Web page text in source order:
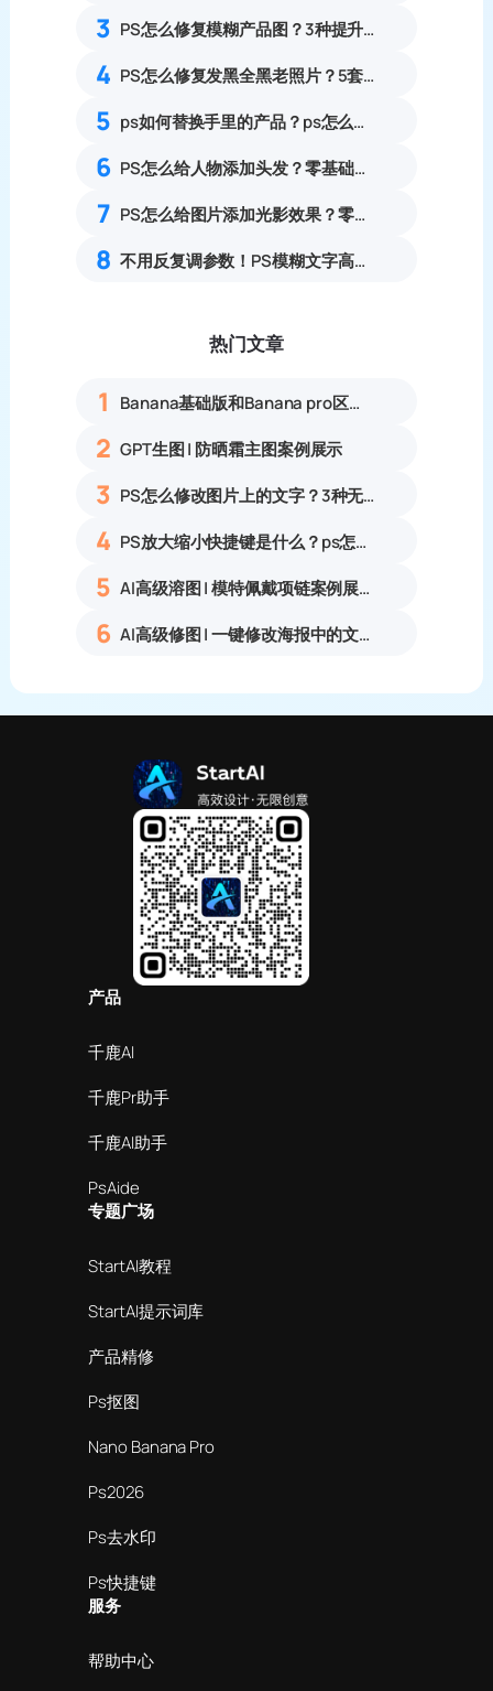
3 PS怎么修复模糊产品图？3种提升清晰度技巧
4 PS怎么修复发黑全黑老照片？5套暗部找回细节旧照修复实操教程
5 ps如何替换手里的产品？ps怎么把东西p到另一张图片上更自然？
6 PS怎么给人物添加头发？零基础合成自然补发实操教程
7 PS怎么给图片添加光影效果？零基础制作自然通透光影特效教程
8 不用反复调参数！PS模糊文字高清修复方法
热门文章
1 Banana基础版和Banana pro区别对比丨具体案例应用+使用教程
2 GPT生图 | 防晒霜主图案例展示
3 PS怎么修改图片上的文字？3种无痕改字方法，新手也能搞定
4 PS放大缩小快捷键是什么？ps怎么把图片拉大拉小？
5 AI高级溶图 | 模特佩戴项链案例展示
6 AI高级修图 | 一键修改海报中的文字
产品
千鹿AI
千鹿Pr助手
千鹿AI助手
PsAide
专题广场
StartAI教程
StartAI提示词库
产品精修
Ps抠图
Nano Banana Pro
Ps2026
Ps去水印
Ps快捷键
服务
帮助中心